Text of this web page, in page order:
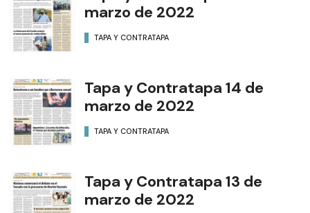
marzo de 2022
TAPA Y CONTRATAPA
Tapa y Contratapa 14 de
marzo de 2022
TAPA Y CONTRATAPA
Tapa y Contratapa 13 de
marzo de 2022